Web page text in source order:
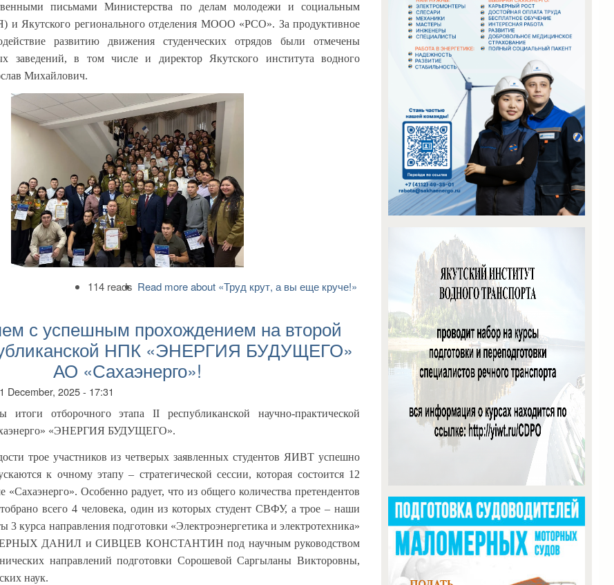
письмами Министерства по делам молодежи и социальным
и Якутского регионального отделения МООО «РСО». За продуктивное
развитию движения студенческих отрядов были отмечены
заведений, в том числе и директор Якутского института водного
Михайлович.
Read moreabout «Труд крут, а вы еще круче!»
114 reads
с успешным прохождением на второй
НПК «ЭНЕРГИЯ БУДУЩЕГО»
АО «Сахаэнерго»!
1 December, 2025 - 17:31
итоги отборочного этапаII республиканской научно-практической
«ЭНЕРГИЯ БУДУЩЕГО».
трое участников из четверых заявленных студентов ЯИВТ успешно
к очному этапу – стратегической сессии, которая состоится 12
«Сахаэнерго». Особенно радует, что из общего количества претендентов
всего 4 человека, один из которых студент СВФУ, а трое – наши
3 курса направления подготовки «Электроэнергетика и электротехника»
ДАНИЛ и СИВЦЕВ КОНСТАНТИН под научным руководством
направлений подготовки Сорошевой Саргыланы Викторовны,
наук.